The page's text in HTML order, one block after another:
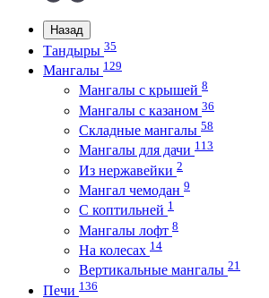
Назад
Тандыры 35
Мангалы 129
Мангалы с крышей 8
Мангалы с казаном 36
Складные мангалы 58
Мангалы для дачи 113
Из нержавейки 2
Мангал чемодан 9
С коптильней 1
Мангалы лофт 8
На колесах 14
Вертикальные мангалы 21
Печи 136